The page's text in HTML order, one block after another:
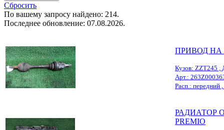
Сбросить
По вашему запросу найдено: 214.
Последнее обновление: 07.08.2026.
ПРИВОД НА
Кузов: ZZT245 ,
Арт.:
Расп.: передний
РАДИАТОР
PREMIO